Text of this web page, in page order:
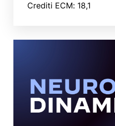
Crediti ECM: 18,1